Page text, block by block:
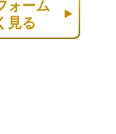
ォーム
見る